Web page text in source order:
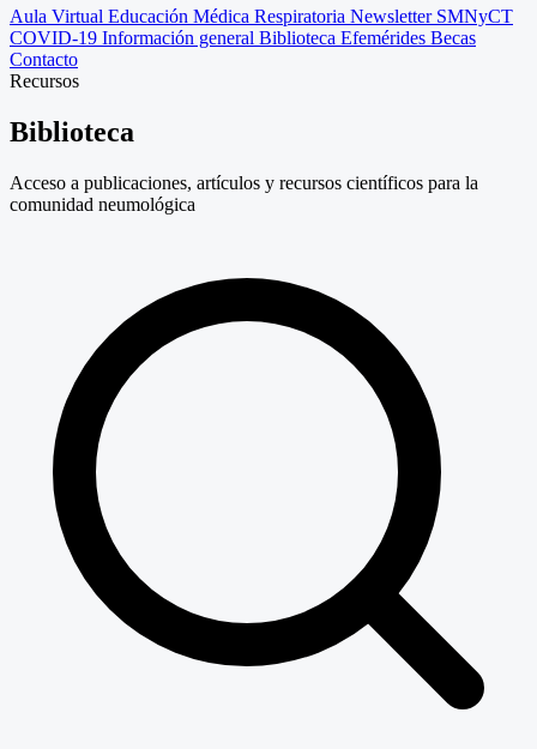
Aula Virtual Educación Médica Respiratoria Newsletter SMNyCT
COVID-19 Información general Biblioteca Efemérides Becas
Contacto
Recursos
Biblioteca
Acceso a publicaciones, artículos y recursos científicos para la
comunidad neumológica